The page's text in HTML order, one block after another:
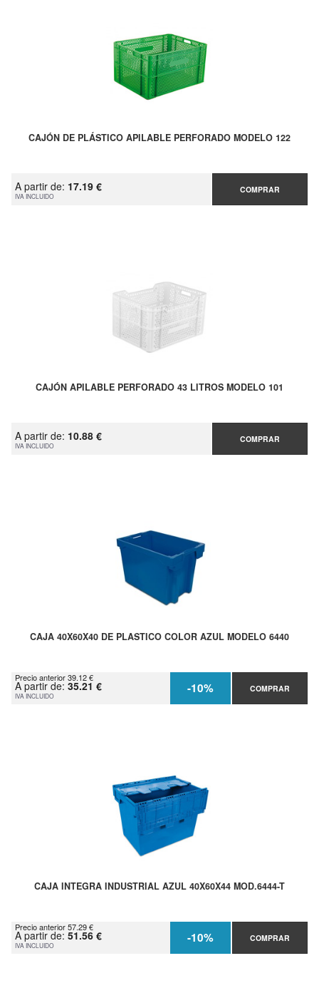
CAJÓN DE PLÁSTICO APILABLE PERFORADO MODELO 122
A partir de: 17.19 €
IVA INCLUIDO
COMPRAR
CAJÓN APILABLE PERFORADO 43 LITROS MODELO 101
A partir de: 10.88 €
IVA INCLUIDO
COMPRAR
CAJA 40X60X40 DE PLASTICO COLOR AZUL MODELO 6440
Precio anterior 39.12 €
A partir de: 35.21 €
IVA INCLUIDO -10% COMPRAR
CAJA INTEGRA INDUSTRIAL AZUL 40X60X44 MOD.6444-T
Precio anterior 57.29 €
A partir de: 51.56 €
IVA INCLUIDO -10% COMPRAR